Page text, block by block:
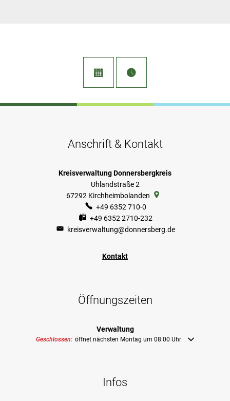
Anschrift & Kontakt
Kreisverwaltung Donnersbergkreis
Uhlandstraße 2
67292 Kirchheimbolanden
+49 6352 710-0
+49 6352 2710-232
kreisverwaltung@donnersberg.de
Kontakt
Öffnungszeiten
Verwaltung
Klicken, um weitere Öffnungs- oder Schließzeiten auszublenden
Geschlossen: öffnet nächsten Montag um 08:00 Uhr
Infos